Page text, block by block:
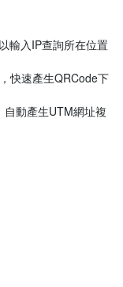
輸入IP查詢所在位置
快速產生QRCode下
動產生UTM網址複